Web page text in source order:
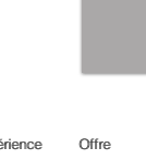
Offre
Offre